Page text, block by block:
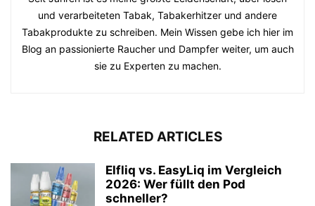
und verarbeiteten Tabak, Tabakerhitzer und andere
Tabakprodukte zu schreiben. Mein Wissen gebe ich hier im
Blog an passionierte Raucher und Dampfer weiter, um auch
sie zu Experten zu machen.
RELATED ARTICLES
Elfliq vs. EasyLiq im Vergleich
2026: Wer füllt den Pod
schneller?